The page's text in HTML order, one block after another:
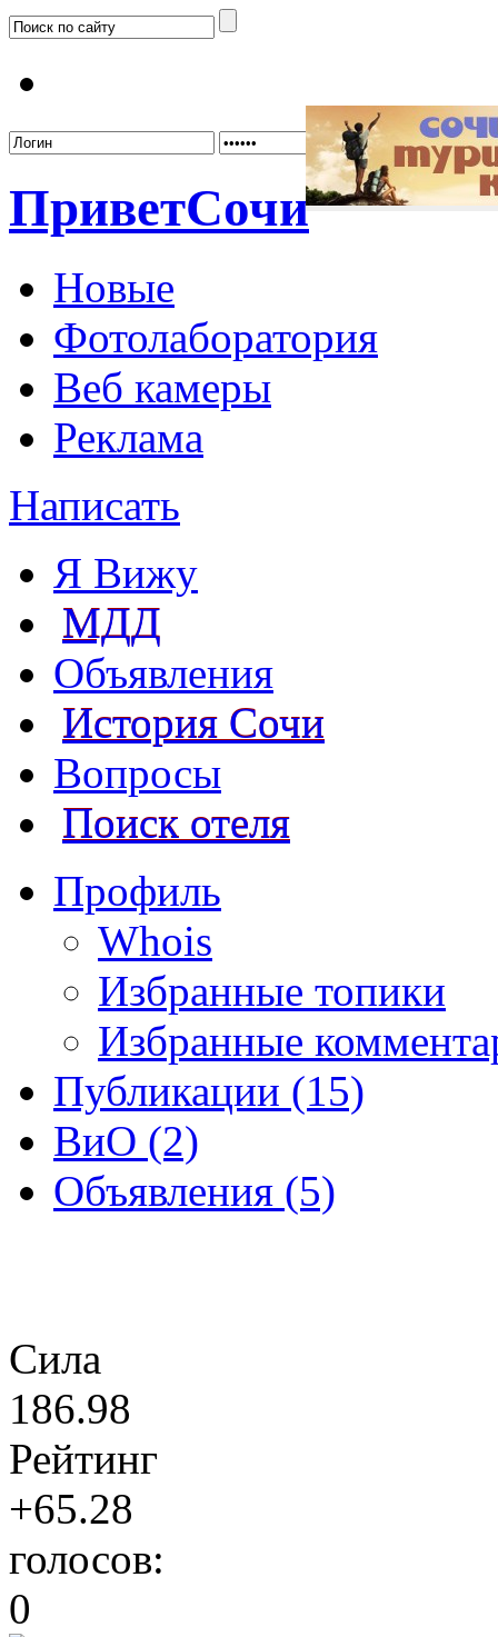
ПриветСочи
Новые
Фотолаборатория
Веб камеры
Реклама
Написать
Я Вижу
МДД
Объявления
История Сочи
Вопросы
Поиск отеля
Профиль
Whois
Избранные топики
Избранные
Публикации (15)
ВиО (2)
Объявления (5)
Сила
186.98
Рейтинг
+65.28
голосов:
0